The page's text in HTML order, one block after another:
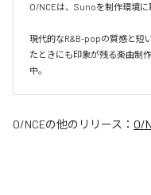
O/NCEは、Sunoを制作環境
現代的なR&B-popの質感と短
たときにも印象が残る楽曲制
O/NCEの他のリリース： O/